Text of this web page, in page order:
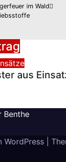
im Wald
aus
Benthe
WordPress